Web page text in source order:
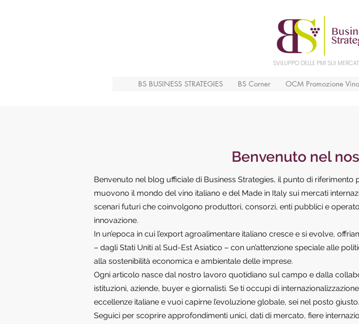
SVILUPPO DELLE PMI SUI
BS BUSINESS STRATEGIES BS Corner OCM Promozione Vino
Benvenuto nel
Benvenuto nel blog ufficiale di Business Strategies, il punto di
muovono il mondo del vino italiano e del Made in Italy sui mercati
scenari futuri che coinvolgono produttori, consorzi, enti pubblici e
innovazione.
In un’epoca in cui l’export agroalimentare italiano cresce e si evolve,
– dagli Stati Uniti al Sud-Est Asiatico – con un’attenzione speciale alle
alla sostenibilità economica e ambientale delle imprese.
Ogni articolo nasce dal nostro lavoro quotidiano sul campo e dalla
istituzioni, aziende, buyer e giornalisti. Se ti occupi di
eccellenze italiane e vuoi capirne l’evoluzione globale, sei nel posto giusto.
Seguici per scoprire approfondimenti unici, dati di mercato, fiere